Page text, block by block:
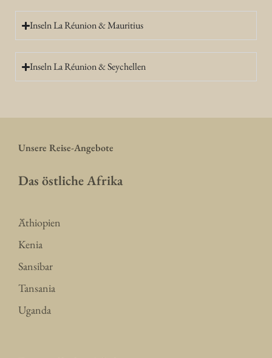
Inseln La Réunion & Mauritius
Inseln La Réunion & Seychellen
Unsere Reise-Angebote
Das östliche Afrika
Äthiopien
Kenia
Sansibar
Tansania
Uganda